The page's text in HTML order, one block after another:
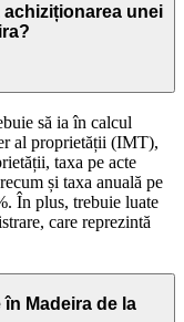
unei
să ia în calcul
al proprietății (IMT),
taxa pe acte
și taxa anuală pe
În plus, trebuie luate
care reprezintă
Madeira de la